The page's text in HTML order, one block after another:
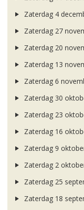
Zaterdag 4
Zaterdag 27
Zaterdag 20
Zaterdag 13
Zaterdag 6
Zaterdag 30
Zaterdag 23
Zaterdag 16
Zaterdag 9
Zaterdag 2
Zaterdag 25
Zaterdag 18